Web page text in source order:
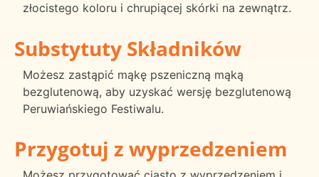
złocistego koloru i chrupiącej skórki na zewnątrz.
Substytuty Składników
Możesz zastąpić mąkę pszeniczną mąką
bezglutenową, aby uzyskać wersję bezglutenową
Peruwiańskiego Festiwalu.
Przygotuj z wyprzedzeniem